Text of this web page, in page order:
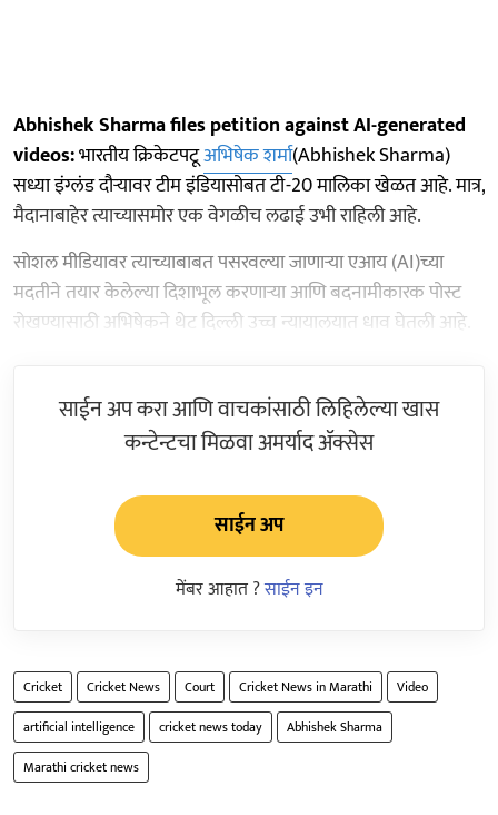
Abhishek Sharma files petition against AI-generated
videos:भारतीय क्रिकेटपटूअभिषेक शर्मा(Abhishek Sharma)
सध्या इंग्लंड दौऱ्यावर टीम इंडियासोबत टी-20 मालिका खेळत आहे. मात्र,
मैदानाबाहेर त्याच्यासमोर एक वेगळीच लढाई उभी राहिली आहे.
सोशल मीडियावर त्याच्याबाबत पसरवल्या जाणाऱ्या एआय (AI)च्या
मदतीने तयार केलेल्या दिशाभूल करणाऱ्या आणि बदनामीकारक पोस्ट
रोखण्यासाठी अभिषेकने थेट दिल्ली उच्च न्यायालयात धाव घेतली आहे.
साईन अप करा आणि वाचकांसाठी लिहिलेल्या खास
कन्टेन्टचा मिळवा अमर्याद ॲक्सेस
साईन अप
मेंबर आहात ?साईन इन
Cricket Cricket News Court Cricket News in Marathi
Video
artificial intelligence
cricket news today
Abhishek Sharma
Marathi cricket news